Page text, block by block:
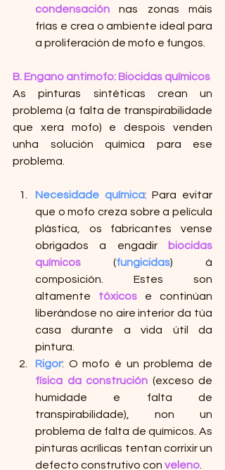
condensación nas zonas máis
frías e crea o ambiente ideal para
a proliferación de mofo e fungos.
B. Engano antimofo: Biocidas químicos
As pinturas sintéticas crean un
problema (a falta de transpirabilidade
que xera mofo) e despois venden
unha solución química para ese
problema.
Necesidade química: Para evitar
que o mofo creza sobre a película
plástica, os fabricantes vense
obrigados a engadir
biocidas
químicos (fungicidas) á
composición. Estes son
altamente tóxicos e continúan
liberándose no aire interior da túa
casa durante a vida útil da
pintura.
Rigor
física da construción (exceso de
humidade e falta de
transpirabilidade), non un
problema de falta de químicos. As
pinturas acrílicas tentan corrixir un
defecto construtivo con veleno.